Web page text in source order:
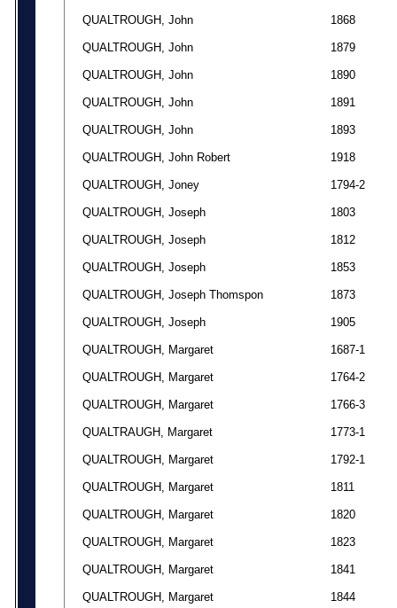
QUALTROUGH, John 1868
QUALTROUGH, John 1879
QUALTROUGH, John 1890
QUALTROUGH, John 1891
QUALTROUGH, John 1893
QUALTROUGH, John Robert 1918
QUALTROUGH, Joney 1794-2
QUALTROUGH, Joseph 1803
QUALTROUGH, Joseph 1812
QUALTROUGH, Joseph 1853
QUALTROUGH, Joseph Thomspon 1873
QUALTROUGH, Joseph 1905
QUALTROUGH, Margaret 1687-1
QUALTROUGH, Margaret 1764-2
QUALTROUGH, Margaret 1766-3
QUALTRAUGH, Margaret 1773-1
QUALTROUGH, Margaret 1792-1
QUALTROUGH, Margaret 1811
QUALTROUGH, Margaret 1820
QUALTROUGH, Margaret 1823
QUALTROUGH, Margaret 1841
QUALTROUGH, Margaret 1844